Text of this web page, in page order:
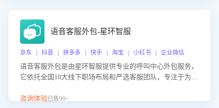
语音客服外包-星环智服
京东 | 抖音 | 拼多多 | 快手 | 淘宝 | 小红书 | 企业微信
语音客服外包是由星环智服提供专业的呼叫中心外包服务，
它依托全国10大线下职场布局和严选客服团队，专注于为企
客服团队和智能工具提升语音客服服务效率和质量，帮助企
咨询体验已售99+